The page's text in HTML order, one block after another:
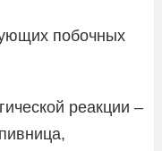
побочных
реакции –